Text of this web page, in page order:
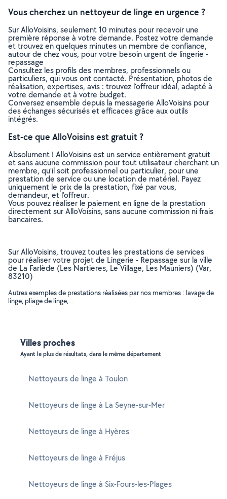
Vous cherchez un nettoyeur de linge en urgence ?
Sur AlloVoisins, seulement 10 minutes pour recevoir une
première réponse à votre demande. Postez votre demande
et trouvez en quelques minutes un membre de confiance,
autour de chez vous, pour votre besoin urgent de lingerie -
repassage
Consultez les profils des membres, professionnels ou
particuliers, qui vous ont contacté. Présentation, photos de
réalisation, expertises, avis : trouvez l'offreur idéal, adapté à
votre demande et à votre budget.
Conversez ensemble depuis la messagerie AlloVoisins pour
des échanges sécurisés et efficaces grâce aux outils
intégrés.
Est-ce que AlloVoisins est gratuit ?
Absolument ! AlloVoisins est un service entièrement gratuit
et sans aucune commission pour tout utilisateur cherchant un
membre, qu’il soit professionnel ou particulier, pour une
prestation de service ou une location de matériel. Payez
uniquement le prix de la prestation, fixé par vous,
demandeur, et l’offreur.
Vous pouvez réaliser le paiement en ligne de la prestation
directement sur AlloVoisins, sans aucune commission ni frais
bancaires.
Sur AlloVoisins, trouvez toutes les prestations de services
pour réaliser votre projet de Lingerie - Repassage sur la ville
de La Farlède (Les Nartieres, Le Village, Les Mauniers) (Var,
83210)
Autres exemples de prestations réalisées par nos membres : lavage de
linge, pliage de linge, ..
Villes proches
Ayant le plus de résultats, dans le même département
Nettoyeurs de linge à Toulon
Nettoyeurs de linge à La Seyne-sur-Mer
Nettoyeurs de linge à Hyères
Nettoyeurs de linge à Fréjus
Nettoyeurs de linge à Six-Fours-les-Plages